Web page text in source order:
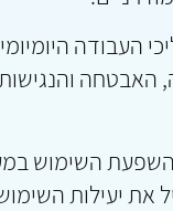
העבודה
האבטחה
השימוש
את יעילות